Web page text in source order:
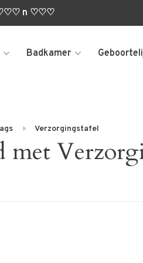
n ♡♡♡
Badkamer
Verzorgingstafel
met